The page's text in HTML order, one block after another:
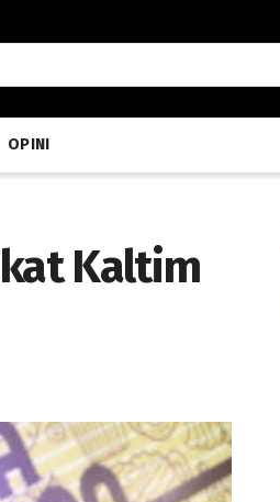
OPINI
Kaltim